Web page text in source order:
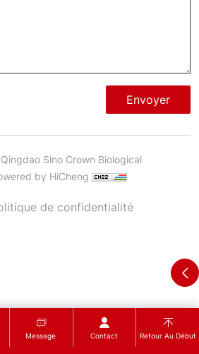
Envoyer
Sino Crown Biological
by HiCheng
de confidentialité
Message Contact Retour Au Début